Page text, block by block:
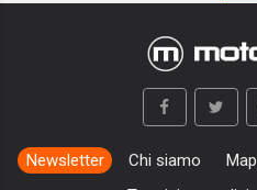
Newsletter Chi siamo